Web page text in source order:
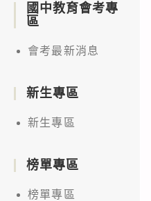
國中教育會考專
區
會考最新消息
新生專區
新生專區
榜單專區
榜單專區